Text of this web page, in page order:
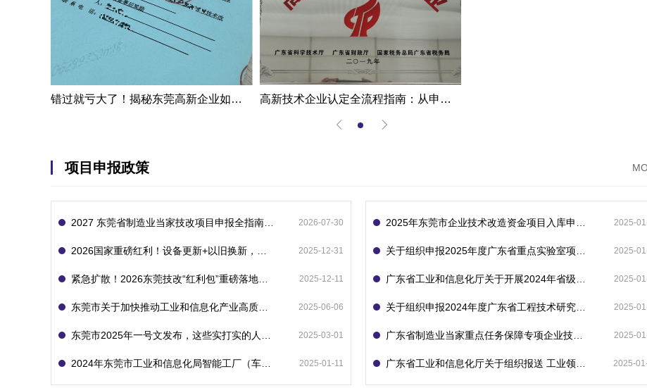
错过就亏大了！揭秘东莞高新企业如何轻松拿下省级技术改造项目300万补贴 高新技术企业认定全流程指南：从申报到复审的成功经验分享
项目申报政策
2026-07-30
2025-12-31
2025-12-11
2025-06-06
2025-03-01
2025-01-11
2025-
2025-
2025-
2025-
2025-
2025-